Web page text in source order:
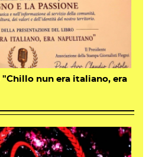
"Chillo nun era italiano, era